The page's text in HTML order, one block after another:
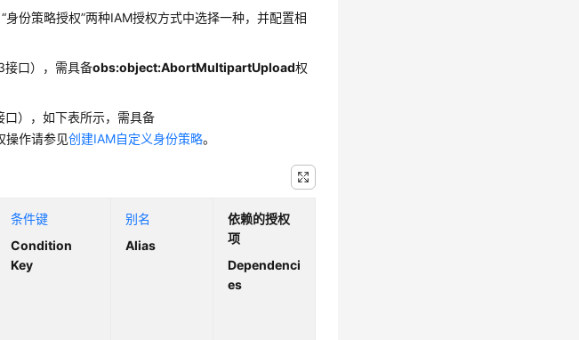
身份策略授权”两种IAM授权方式中选择一种，并配置相
口）， 需具备obs:object:AbortMultipartUpload权
），如下表所示， 需具备
操作请参见创建IAM自定义身份策略。
条件键
Condition
Key
别名
Alias
依赖的授权
项
Dependenci
es